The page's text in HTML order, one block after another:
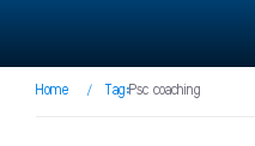
Home / Tag:Psc coaching